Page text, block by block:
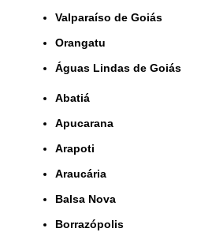
Valparaíso de Goiás
orangatu
Águas Lindas de Goiás
Abatiá
Apucarana
Arapoti
Araucária
Balsa Nova
Borrazópolis